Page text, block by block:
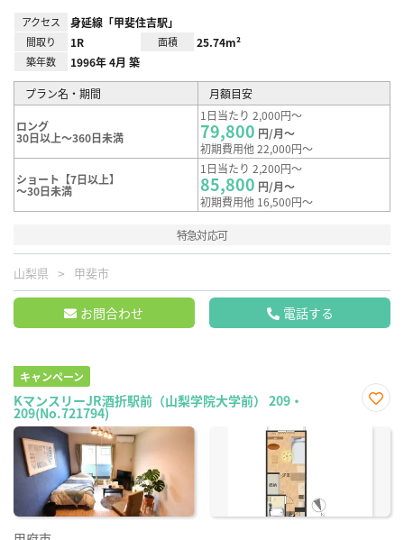
アクセス 身延線「甲斐住吉駅」
間取り 1R 面積 25.74m²
築年数 1996年 4月 築
プラン名・期間 月額目安
ロング
30日以上～360日未満
1日当たり 2,000円～
79,800 円/月～
初期費用他 22,000円～
ショート【7日以上】
～30日未満
1日当たり 2,200円～
85,800 円/月～
初期費用他 16,500円～
特急対応可
山梨県 甲斐市
お問合わせ 電話する
キャンペーン
KマンスリーJR酒折駅前（山梨学院大学前） 209・
209(No.721794)
に入